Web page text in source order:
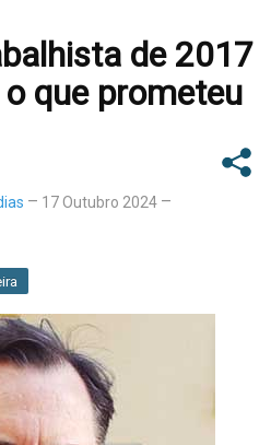
de 2017
que prometeu
17 Outubro 2024